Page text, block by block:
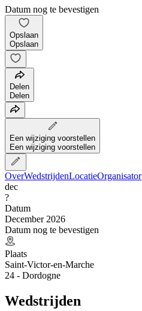
Datum nog te bevestigen
Opslaan
Opslaan
Delen
Delen
Een wijziging voorstellen
Een wijziging voorstellen
OverWedstrijdenLocatieOrganisator
dec
?
Datum
December 2026
Datum nog te bevestigen
Plaats
Saint-Victor-en-Marche
24 - Dordogne
Wedstrijden